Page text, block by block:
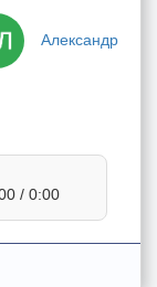
Александр
/ 0:00